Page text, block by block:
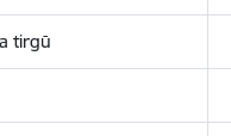
tirgū